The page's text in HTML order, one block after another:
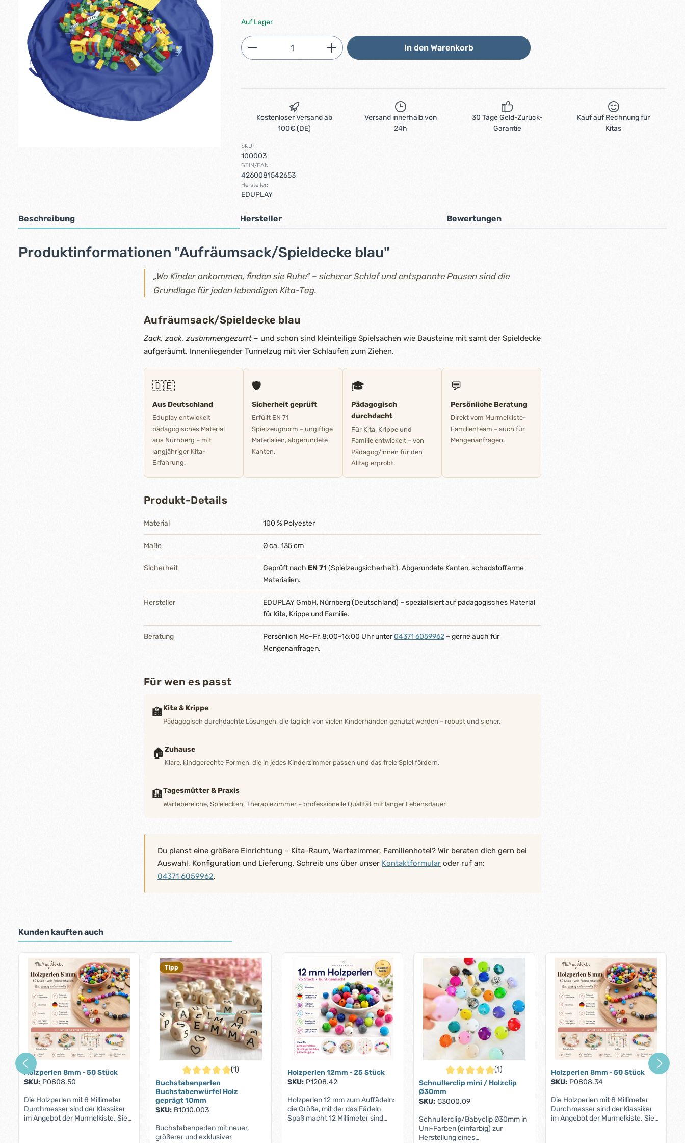
Auf Lager
Produkt Anzahl: Gib den gewünschten Wert ein oder benutze die
In den Warenkorb
Kostenloser Versand ab
100€ (DE)
Versand innerhalb von
24h
30 Tage Geld-Zurück-
Garantie
Kauf auf Rechnung für
Kitas
SKU:
100003
GTIN/EAN:
4260081542653
Hersteller:
EDUPLAY
Beschreibung Hersteller Bewertungen
Produktinformationen "Aufräumsack/Spieldecke blau"
„Wo Kinder ankommen, finden sie Ruhe“ – sicherer Schlaf und entspannte Pausen sind die
Grundlage für jeden lebendigen Kita-Tag.
Aufräumsack/Spieldecke blau
Zack, zack, zusammengezurrt – und schon sind kleinteilige Spielsachen wie Bausteine mit samt der Spieldecke
aufgeräumt. Innenliegender Tunnelzug mit vier Schlaufen zum Ziehen.
🇩🇪
Aus Deutschland
Eduplay entwickelt
pädagogisches Material
aus Nürnberg – mit
langjähriger Kita-
Erfahrung.
🛡️
Sicherheit geprüft
Erfüllt EN 71
Spielzeugnorm – ungiftige
Materialien, abgerundete
Kanten.
🎓
Pädagogisch
durchdacht
Für Kita, Krippe und
Familie entwickelt – von
Pädagog/innen für den
Alltag erprobt.
💬
Persönliche Beratung
Direkt vom Murmelkiste-
Familienteam – auch für
Mengenanfragen.
Produkt-Details
Material 100 % Polyester
Maße Ø ca. 135 cm
Sicherheit Geprüft nach EN 71 (Spielzeugsicherheit). Abgerundete Kanten, schadstoffarme
Materialien.
Hersteller
EDUPLAY GmbH, Nürnberg (Deutschland) – spezialisiert auf pädagogisches Material
für Kita, Krippe und Familie.
Beratung Persönlich Mo–Fr, 8:00–16:00 Uhr unter04371 6059962 – gerne auch für
Mengenanfragen.
Für wen es passt
🏫Kita & Krippe
Pädagogisch durchdachte Lösungen, die täglich von vielen Kinderhänden genutzt werden – robust und sicher.
🏠Zuhause
Klare, kindgerechte Formen, die in jedes Kinderzimmer passen und das freie Spiel fördern.
🏨Tagesmütter & Praxis
Wartebereiche, Spielecken, Therapiezimmer – professionelle Qualität mit langer Lebensdauer.
Du planst eine größere Einrichtung – Kita-Raum, Wartezimmer, Familienhotel? Wir beraten dich gern bei
Auswahl, Konfiguration und Lieferung. Schreib uns über unser Kontaktformular oder ruf an:
04371 6059962.
Kunden kauften auch
Produktgalerie überspringen
Holzperlen 8mm • 50 Stück
SKU: P0808.50
Die Holzperlen mit 8 Millimeter
Durchmesser sind der Klassiker
im Angebot der Murmelkiste. Sie
Tipp
Durchschnittliche Bewertung von 5 von 5 Sternen
(1)
Buchstabenperlen
Buchstabenwürfel Holz
geprägt 10mm
SKU: B1010.003
Buchstabenperlen mit neuer,
größerer und exklusiver
Holzperlen 12mm • 25 Stück
SKU: P1208.42
Holzperlen 12 mm zum Auffädeln:
die Größe, mit der das Fädeln
Spaß macht 12 Millimeter sind
Durchschnittliche Bewertung von 5 von 5 Sternen
(1)
Schnullerclip mini / Holzclip
Ø30mm
SKU: C3000.09
Schnullerclip/Babyclip Ø30mm in
Uni-Farben (einfarbig) zur
Herstellung eines
Holzperlen 8mm • 50 Stück
SKU: P0808.34
Die Holzperlen mit 8 Millimeter
Durchmesser sind der Klassiker
im Angebot der Murmelkiste. Sie